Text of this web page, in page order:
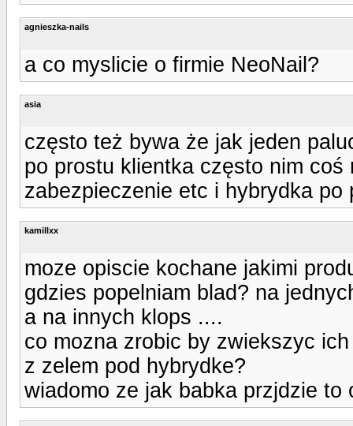
agnieszka-nails
a co myslicie o firmie NeoNail?
asia
często też bywa że jak jeden
po prostu klientka często nim
zabezpieczenie etc i hybrydka
kamillxx
moze opiscie kochane jakimi
gdzies popelniam blad? na
a na innych klops ....
co mozna zrobic by zwiekszyc
z zelem pod hybrydke?
wiadomo ze jak babka przjdzie